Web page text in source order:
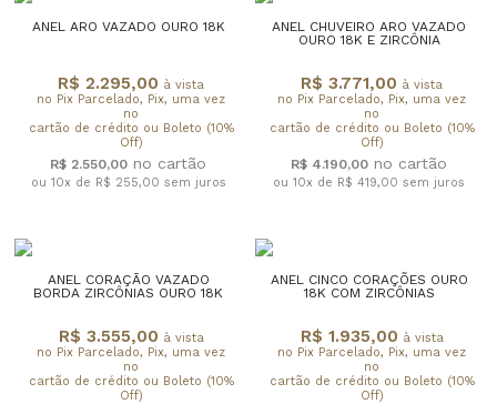
ANEL ARO VAZADO OURO 18K
R$ 2.295,00 à vista
no Pix Parcelado, Pix, uma vez
no
cartão de crédito ou Boleto (10%
Off)
R$ 2.550,00
ou 10x de R$ 255,00 sem juros
ANEL CHUVEIRO ARO VAZADO
OURO 18K E ZIRCÔNIA
R$ 3.771,00 à vista
no Pix Parcelado, Pix, uma vez
no
cartão de crédito ou Boleto (10%
Off)
R$ 4.190,00
ou 10x de R$ 419,00 sem juros
ANEL CORAÇÃO VAZADO
BORDA ZIRCÔNIAS OURO 18K
R$ 3.555,00 à vista
no Pix Parcelado, Pix, uma vez
no
cartão de crédito ou Boleto (10%
Off)
ANEL CINCO CORAÇÕES OURO
18K COM ZIRCÔNIAS
R$ 1.935,00 à vista
no Pix Parcelado, Pix, uma vez
no
cartão de crédito ou Boleto (10%
Off)